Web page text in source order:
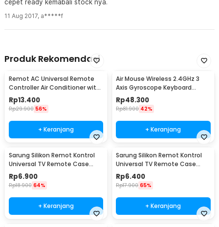
cepet ready kemabali stock nya.
11 Aug 2017, a*****f
Produk Rekomendasi
Remot AC Universal Remote
Controller Air Conditioner with
LED Light - K-1028E
Rp13.400
Rp29.900 56%
+ Keranjang
Air Mouse Wireless 2.4GHz 3
Axis Gyroscope Keyboard
Remote Control - CL120
Rp48.300
Rp81.900 42%
+ Keranjang
Sarung Silikon Remot Kontrol
Universal TV Remote Case
23x5.5cm
Rp6.900
Rp18.900 64%
+ Keranjang
Sarung Silikon Remot Kontrol
Universal TV Remote Case
21.5x5cm
Rp6.400
Rp17.900 65%
+ Keranjang